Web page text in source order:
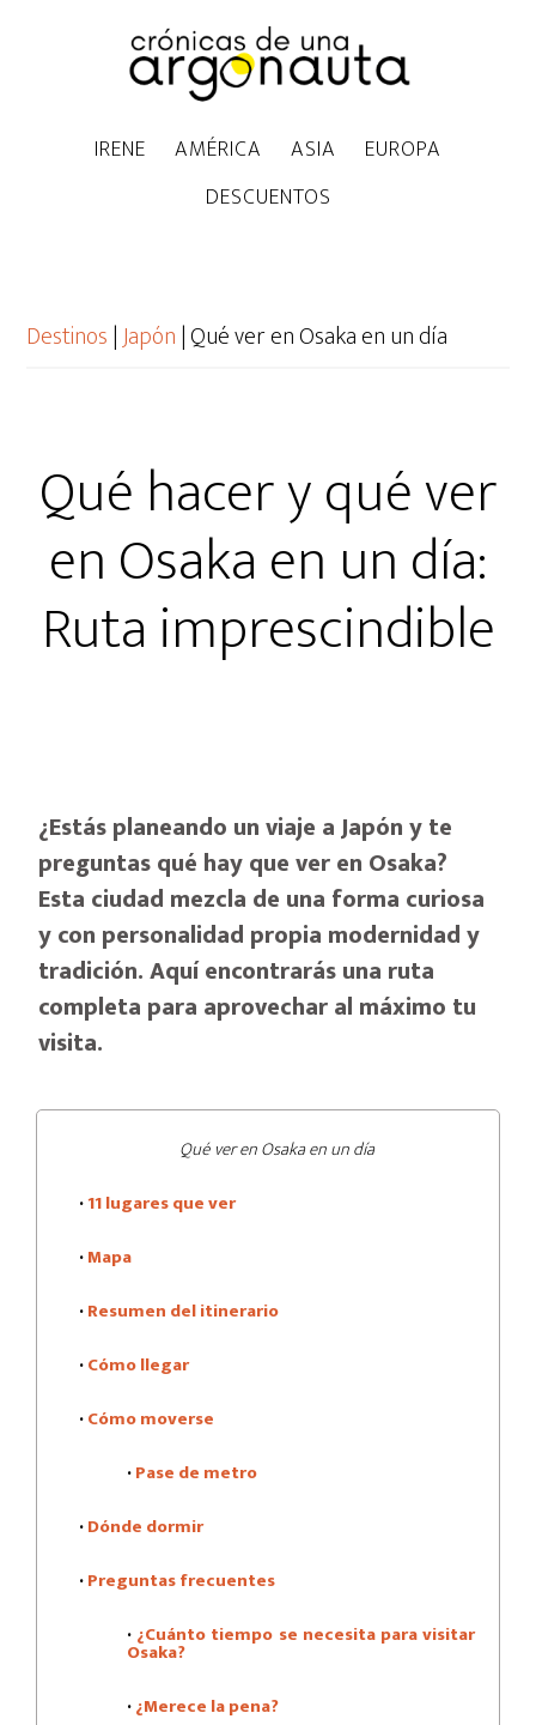
IRENE AMÉRICA ASIA
EUROPA
DESCUENTOS
Destinos|Japón|Qué ver en Osaka en un día
Qué hacer y qué ver
en Osaka en un día:
Ruta imprescindible
¿Estás planeando un viaje a Japón y te
preguntasqué hay que ver en Osaka?
Esta ciudad mezcla de una forma curiosa
y con personalidad propia modernidad y
tradición. Aquí encontrarás una ruta
completa para aprovechar al máximo tu
visita.
Qué ver en Osaka en un día
·11 lugares que ver
·Mapa
·Resumen del itinerario
·Cómo llegar
·Cómo moverse
·Pase de metro
·Dónde dormir
·Preguntas frecuentes
· ¿Cuánto tiempo se necesita para visitar
Osaka?
·¿Merece la pena?